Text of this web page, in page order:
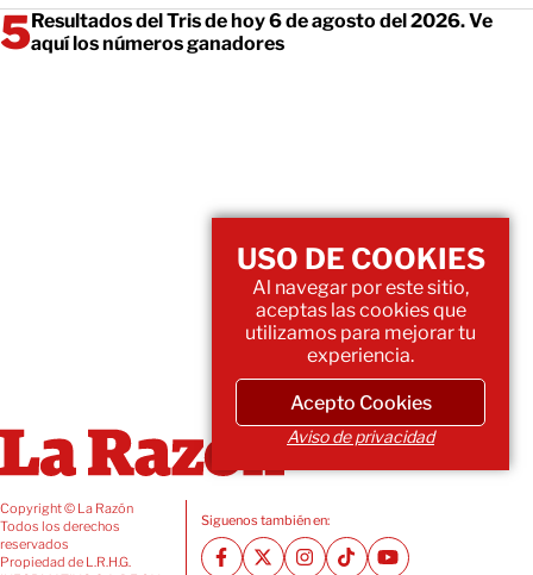
Resultados del Tris de hoy 6 de agosto del 2026. Ve
aquí los números ganadores
Copyright © La Razón
Todos los derechos
reservados
Propiedad de L.R.H.G.
Siguenos también en:
USO DE COOKIES
Al navegar por este sitio,
aceptas las cookies que
utilizamos para mejorar tu
experiencia.
Acepto Cookies
Aviso de privacidad